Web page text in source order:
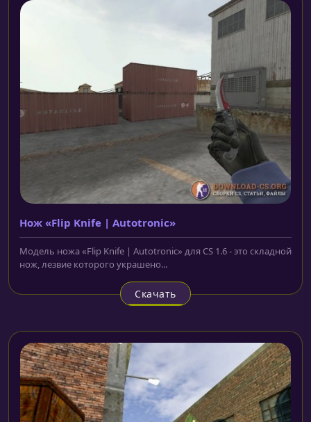
Нож «Flip Knife | Autotronic»
Модель ножа «Flip Knife | Autotronic» для CS 1.6 - это складной
нож, лезвие которого украшено...
Скачать